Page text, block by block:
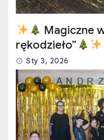
Magiczne
rękodzieło”
Sty 3, 2026